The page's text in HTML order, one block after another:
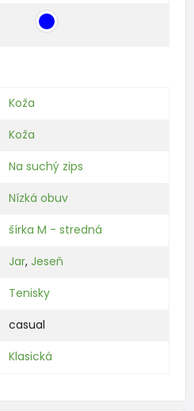
Koža
Koža
Na suchý zips
Nízká obuv
šírka M - stredná
Jar, Jeseň
Tenisky
casual
Klasická